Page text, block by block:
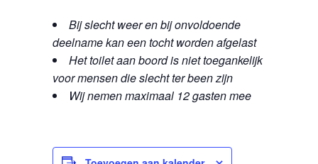
Bij slecht weer en bij onvoldoende
deelname kan een tocht worden afgelast
Het toilet aan boord is niet toegankelijk
voor mensen die slecht ter been zijn
Wij nemen maximaal 12 gasten mee